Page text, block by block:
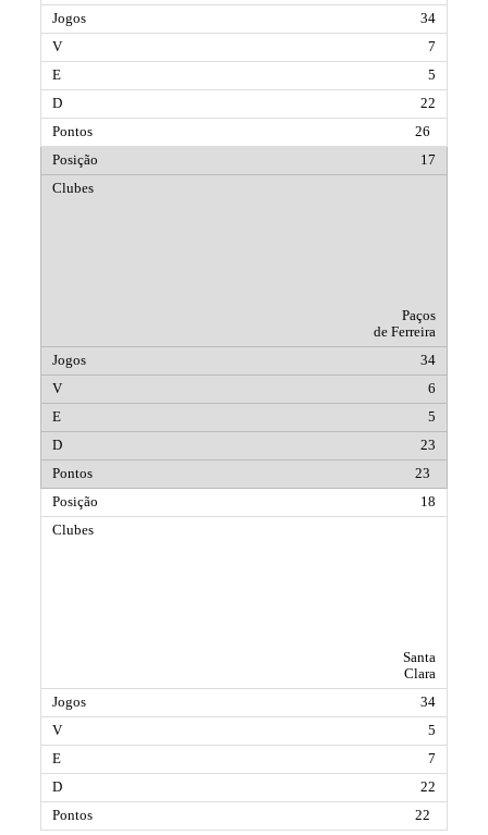
34
7
5
22
26
17
Paços
de Ferreira
34
6
5
23
23
18
Santa
Clara
34
5
7
22
22